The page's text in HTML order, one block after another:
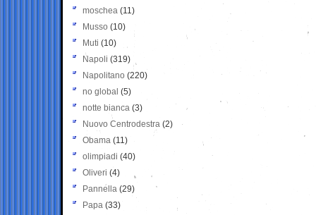
moschea (11)
Musso (10)
Muti (10)
Napoli (319)
Napolitano (220)
no global (5)
notte bianca (3)
Nuovo Centrodestra (2)
Obama (11)
olimpiadi (40)
Oliveri (4)
Pannella (29)
Papa (33)